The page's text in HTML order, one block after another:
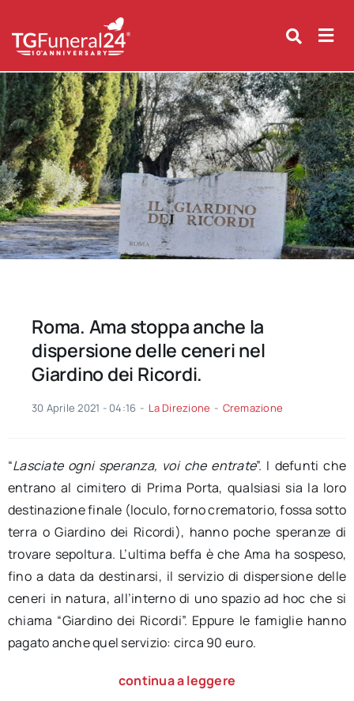
content
Roma. Ama stoppa anche la
dispersione delle ceneri nel
Giardino dei Ricordi.
30 Aprile 2021 - 04:16 - La Direzione - Cremazione
“Lasciate ogni speranza, voi che entrate”. I defunti che
entrano al cimitero di Prima Porta, qualsiasi sia la loro
destinazione finale (loculo, forno crematorio, fossa sotto
terra o Giardino dei Ricordi), hanno poche speranze di
trovare sepoltura. L’ultima beffa è che Ama ha sospeso,
fino a data da destinarsi, il servizio di dispersione delle
ceneri in natura, all’interno di uno spazio ad hoc che si
chiama “Giardino dei Ricordi”. Eppure le famiglie hanno
pagato anche quel servizio: circa 90 euro.
continua a leggere